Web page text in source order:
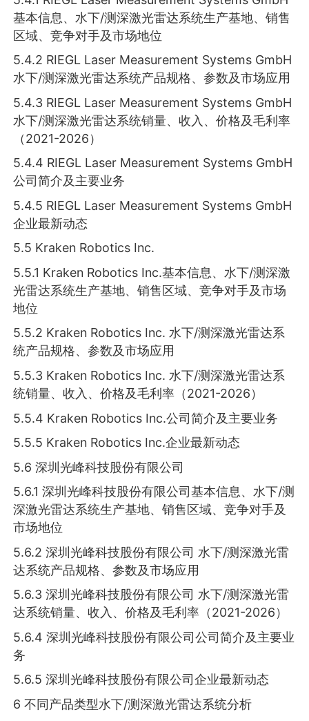
基本信息、水下/测深激光雷达系统生产基地、销售
区域、竞争对手及市场地位
5.4.2 RIEGL Laser Measurement Systems GmbH
水下/测深激光雷达系统产品规格、参数及市场应用
5.4.3 RIEGL Laser Measurement Systems GmbH
水下/测深激光雷达系统销量、收入、价格及毛利率
（2021-2026）
5.4.4 RIEGL Laser Measurement Systems GmbH
公司简介及主要业务
5.4.5 RIEGL Laser Measurement Systems GmbH
企业最新动态
5.5 Kraken Robotics Inc.
5.5.1 Kraken Robotics Inc.基本信息、水下/测深激
光雷达系统生产基地、销售区域、竞争对手及市场
地位
5.5.2 Kraken Robotics Inc. 水下/测深激光雷达系
统产品规格、参数及市场应用
5.5.3 Kraken Robotics Inc. 水下/测深激光雷达系
统销量、收入、价格及毛利率（2021-2026）
5.5.4 Kraken Robotics Inc.公司简介及主要业务
5.5.5 Kraken Robotics Inc.企业最新动态
5.6 深圳光峰科技股份有限公司
5.6.1 深圳光峰科技股份有限公司基本信息、水下/测
深激光雷达系统生产基地、销售区域、竞争对手及
市场地位
5.6.2 深圳光峰科技股份有限公司 水下/测深激光雷
达系统产品规格、参数及市场应用
5.6.3 深圳光峰科技股份有限公司 水下/测深激光雷
达系统销量、收入、价格及毛利率（2021-2026）
5.6.4 深圳光峰科技股份有限公司公司简介及主要业
务
5.6.5 深圳光峰科技股份有限公司企业最新动态
6 不同产品类型水下/测深激光雷达系统分析